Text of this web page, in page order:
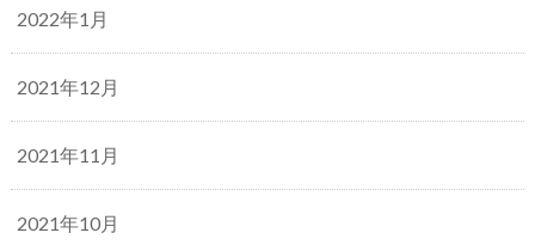
2022年1月
2021年12月
2021年11月
2021年10月